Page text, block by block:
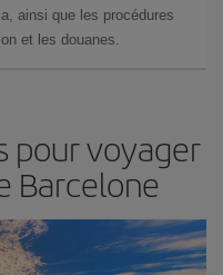
ainsi que les procédures
et les douanes.
pour voyager
Barcelone